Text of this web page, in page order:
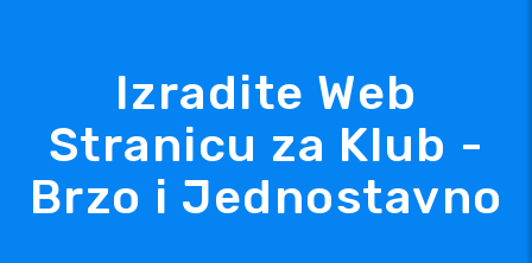
Izradite Web
Stranicu za Klub -
Brzo i Jednostavno